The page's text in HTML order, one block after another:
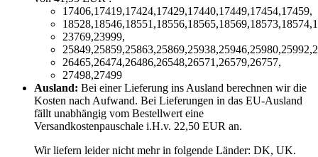
17406,17419,17424,17429,17440,17449,17454,17459,
23769,23999,
26465,26474,26486,26548,26571,26579,26757,
27498,27499
Ausland: Bei einer Lieferung ins Ausland berechnen wir die
Kosten nach Aufwand. Bei Lieferungen in das EU-Ausland
fällt unabhängig vom Bestellwert eine
Versandkostenpauschale i.H.v. 22,50 EUR an.
Wir liefern leider nicht mehr in folgende Länder: DK, UK.